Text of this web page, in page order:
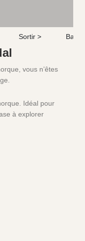
Sortir > Bars
vous n’êtes
Idéal pour
à explorer